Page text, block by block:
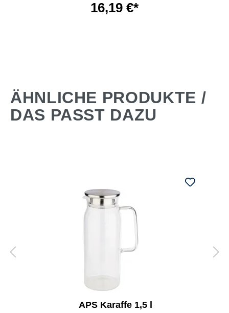
16,19 €*
ÄHNLICHE PRODUKTE /
DAS PASST DAZU
APS Karaffe 1,5 l